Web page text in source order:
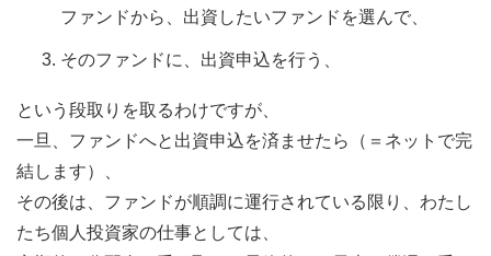
ファンドから、出資したいファンドを選んで、
そのファンドに、出資申込を行う、
という段取りを取るわけですが、
一旦、ファンドへと出資申込を済ませたら（＝ネットで完
結します）、
その後は、ファンドが順調に運行されている限り、わたし
たち個人投資家の仕事としては、